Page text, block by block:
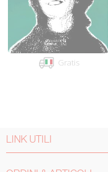
Gratis
LINK UTILI